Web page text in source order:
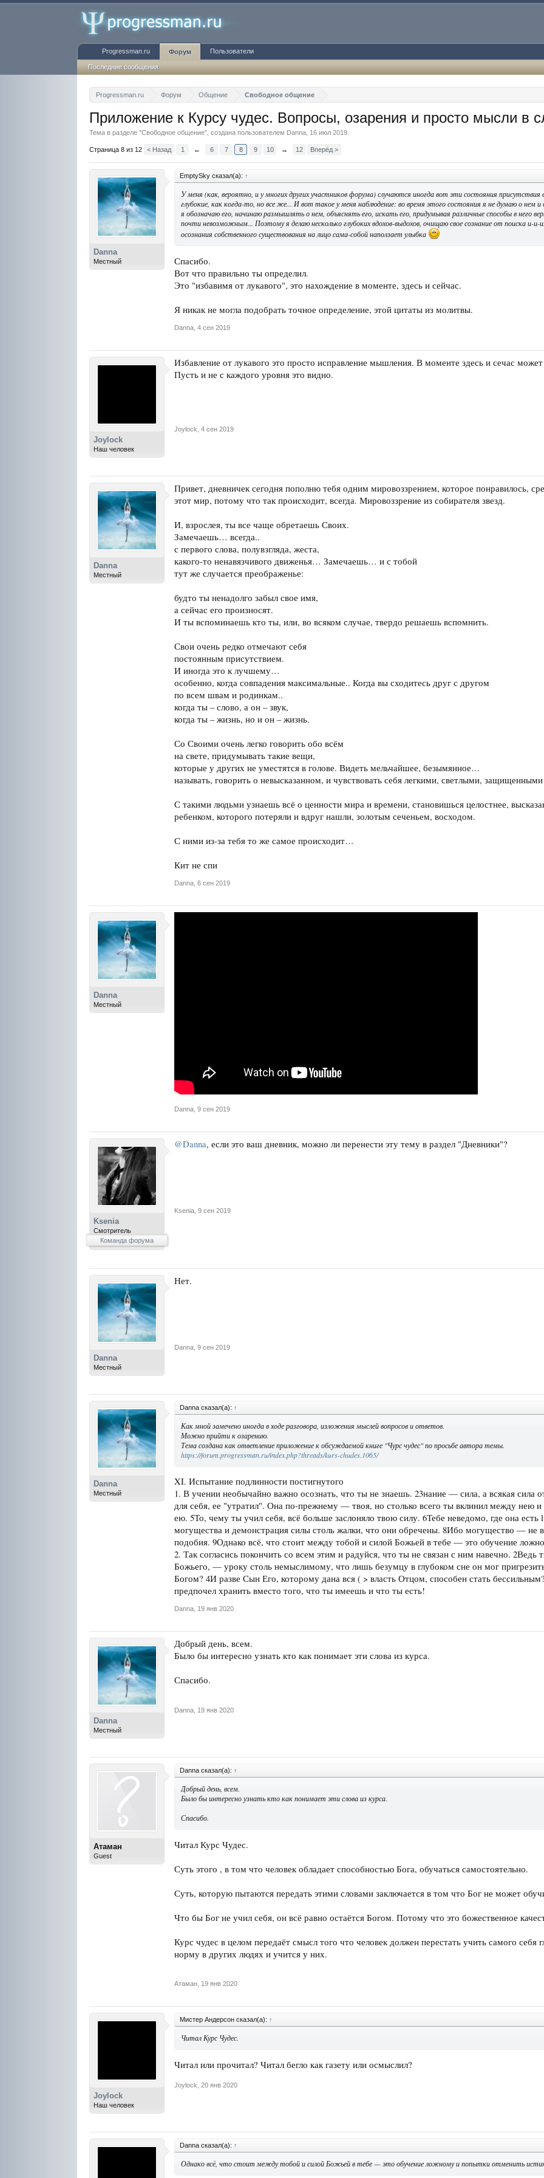
Progressman.ru Форум Общение Свободное общение
Приложение к Курсу чудес. Вопросы, озарения и просто мысли в
Тема в разделе "Свободное общение", создана пользователем Danna 16 июл 2019
Страница 8 из 12 < Назад 1 ← 6 7 8 9 10 → 12 Вперёд >
Danna
Местный
EmptySky сказал(а): ↑
У меня (как, вероятно, и у многих других участников форума) случаются иногда вот эти состояния
глубокие, как когда-то, но все же... И вот такое у меня наблюдение: во время этого состояния я не думаю о нем и
я обозначаю его, начинаю размышлять о нем, объяснять его, искать его, придумывая различные способы в него
почти невозможным... Поэтому я делаю несколько глубоких вдохов-выдохов, очищаю свое сознание от поиска и-
осознания собственного существования на лицо сама-собой наползает улыбка
Спасибо.
Вот что правильно ты определил.
Это "избавимя от лукавого", это нахождение в моменте, здесь и сейчас.
Я никак не могла подобрать точное определение, этой цитаты из молитвы.
Danna 4 сен 2019
Joylock
Наш человек
Избавление от лукавого это просто исправление мышления. В моменте здесь и сечас
Пусть и не с каждого уровня это видно.
Joylock 4 сен 2019
Danna
Местный
Привет, дневничек сегодня пополню тебя одним мировоззрением, которое понравилось,
этот мир, потому что так происходит, всегда. Мировоззрение из собирателя звезд.
И, взрослея, ты все чаще обретаешь Своих.
Замечаешь… всегда..
с первого слова, полувзгляда, жеста,
какого-то ненавязчивого движенья… Замечаешь… и с тобой
тут же случается преображенье:
будто ты ненадолго забыл свое имя,
а сейчас его произносят.
И ты вспоминаешь кто ты, или, во всяком случае, твердо решаешь вспомнить.
Свои очень редко отмечают себя
постоянным присутствием.
И иногда это к лучшему…
особенно, когда совпадения максимальные.. Когда вы сходитесь друг с другом
по всем швам и родинкам..
когда ты – слово, а он – звук,
когда ты – жизнь, но и он – жизнь.
Со Своими очень легко говорить обо всём
на свете, придумывать такие вещи,
которые у других не уместятся в голове. Видеть мельчайшее, безымянное…
называть, говорить о невысказанном, и чувствовать себя легкими, светлыми, защищенными
С такими людьми узнаешь всё о ценности мира и времени, становишься целостнее,
ребенком, которого потеряли и вдруг нашли, золотым сеченьем, восходом.
С ними из-за тебя то же самое происходит…
Кит не спи
Danna 6 сен 2019
Danna
Местный
Danna 9 сен 2019
Ksenia
Смотритель
Команда форума
@Danna, если это ваш дневник, можно ли перенести эту тему в раздел "Дневники"?
Ksenia 9 сен 2019
Danna
Местный
Нет.
Danna 9 сен 2019
Danna
Местный
Danna сказал(а): ↑
Как мной замечено иногда в ходе разговора, изложения мыслей вопросов и ответов.
Можно прийти к озарению.
Тема создана как ответление приложение к обсуждаемой книге "Чурс чудес" по просьбе автора темы.
https://forum.progressman.ru/index.php?threads/kurs-chudes.1065/
XI. Испытание подлинности постигнутого
1. В учении необычайно важно осознать, что ты не знаешь. 23нание — сила, а всякая сила
для себя, ее "утратил". Она по-прежнему — твоя, но столько всего ты вклинил между нею и
ею. 5То, чему ты учил себя, всё больше заслоняло твою силу. 6Тебе неведомо, где она
могущества и демонстрация силы столь жалки, что они обречены. 8Ибо могущество — не
подобия. 9Однако всё, что стоит между тобой и силой Божьей в тебе — это обучение
2. Так согласись покончить со всем этим и радуйся, что ты не связан с ним навечно.
Божьего, — уроку столь немыслимому, что лишь безумцу в глубоком сне он мог
Богом? 4И разве Сын Его, которому дана вся ( > власть Отцом, способен стать
предпочел хранить вместо того, что ты имеешь и что ты есть!
Danna 19 янв 2020
Danna
Местный
Добрый день, всем.
Было бы интересно узнать кто как понимает эти слова из курса.
Спасибо.
Danna 19 янв 2020
Атаман
Guest
Danna сказал(а): ↑
Добрый день, всем.
Было бы интересно узнать кто как понимает эти слова из курса.
Спасибо.
Читал Курс Чудес.
Суть этого , в том что человек обладает способностью Бога, обучаться самостоятельно.
Суть, которую пытаются передать этими словами заключается в том что Бог не может
Что бы Бог не учил себя, он всё равно остаётся Богом. Потому что это божественное
Курс чудес в целом передаёт смысл того что человек должен перестать учить самого себя
норму в других людях и учится у них.
Атаман 19 янв 2020
Joylock
Наш человек
Мистер Андерсон сказал(а): ↑
Читал Курс Чудес.
Читал или прочитал? Читал бегло как газету или осмыслил?
Joylock 20 янв 2020
Danna сказал(а): ↑
Однако всё, что стоит между тобой и силой Божьей в тебе — это обучение ложному и попытки отменить
Progressman.ru Форум
Последние сообщения
Пользователи